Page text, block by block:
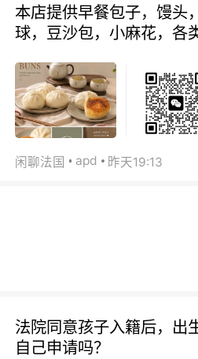
本店提供早餐包子，馒头
球，豆沙包，小麻花，各
闲聊法国 apd 昨天19:13
法院同意孩子入籍后，出
自己申请吗？